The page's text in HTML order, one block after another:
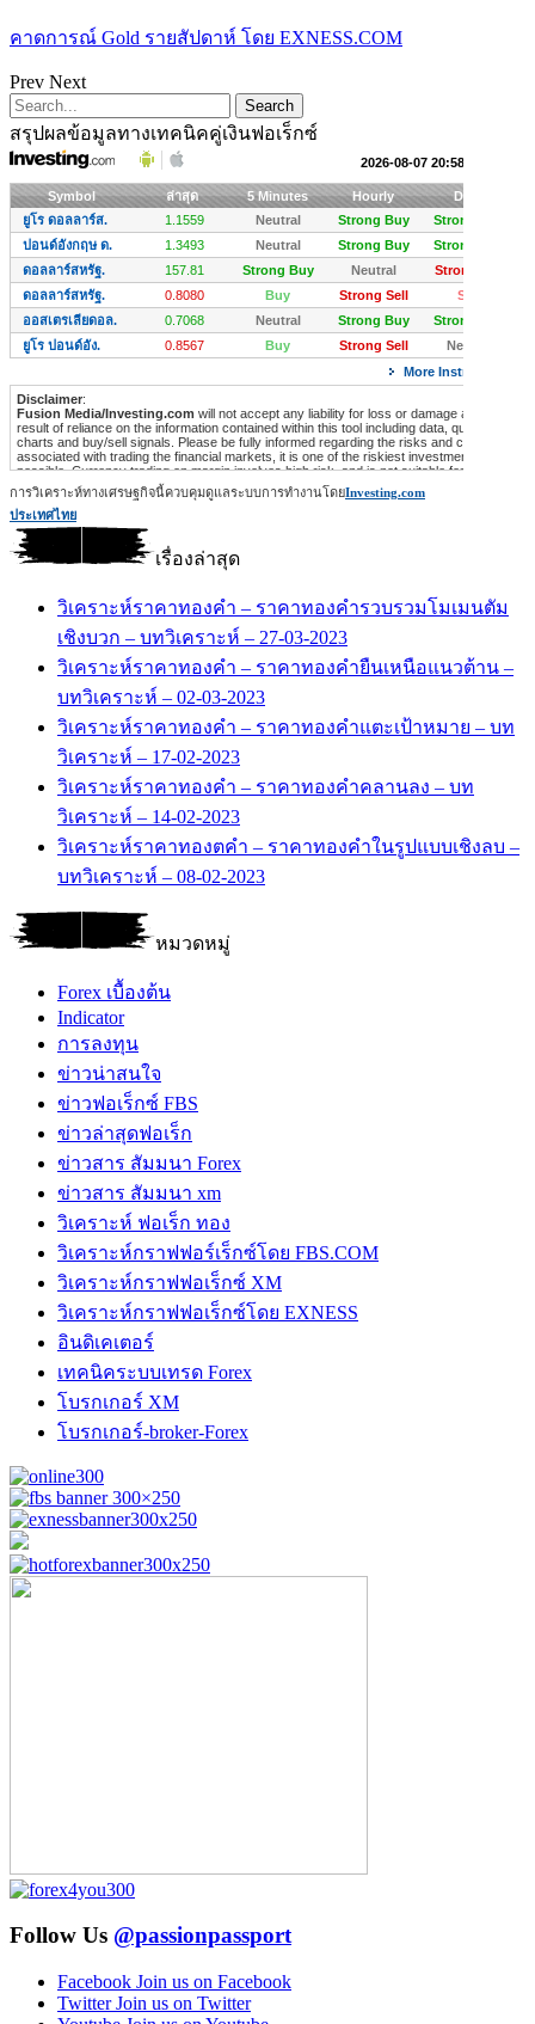
คาดการณ์ Gold รายสัปดาห์ โดย EXNESS.COM
Prev Next
สรุปผลข้อมูลทางเทคนิคคู่เงินฟอเร็กซ์
การวิเคราะห์ทางเศรษฐกิจนี้ควบคุมดูแลระบบการทำงานโดยInvesting.com
ประเทศไทย
เรื่องล่าสุด
วิเคราะห์ราคาทองคำ – ราคาทองคำรวบรวมโมเมนตัม
เชิงบวก – บทวิเคราะห์ – 27-03-2023
วิเคราะห์ราคาทองคำ – ราคาทองคำยืนเหนือแนวต้าน –
บทวิเคราะห์ – 02-03-2023
วิเคราะห์ราคาทองคำ – ราคาทองคำแตะเป้าหมาย – บท
วิเคราะห์ – 17-02-2023
วิเคราะห์ราคาทองคำ – ราคาทองคำคลานลง – บท
วิเคราะห์ – 14-02-2023
วิเคราะห์ราคาทองตคำ – ราคาทองคำในรูปแบบเชิงลบ –
บทวิเคราะห์ – 08-02-2023
หมวดหมู่
Forex เบื้องต้น
Indicator
การลงทุน
ข่าวน่าสนใจ
ข่าวฟอเร็กซ์ FBS
ข่าวล่าสุดฟอเร็ก
ข่าวสาร สัมมนา Forex
ข่าวสาร สัมมนา xm
วิเคราะห์ ฟอเร็ก ทอง
วิเคราะห์กราฟฟอร์เร็กซ์โดย FBS.COM
วิเคราะห์กราฟฟอเร็กซ์ XM
วิเคราะห์กราฟฟอเร็กซ์โดย EXNESS
อินดิเคเตอร์
เทคนิคระบบเทรด Forex
โบรกเกอร์ XM
โบรกเกอร์-broker-Forex
Follow Us @passionpassport
Facebook Join us on Facebook
Twitter Join us on Twitter